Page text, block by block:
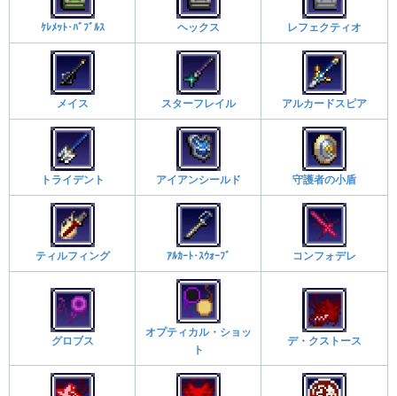
ｹﾚﾒｯﾄ･ﾊﾞﾌﾞﾙｽ ヘックス レフェクティオ
メイス スターフレイル アルカードスピア
トライデント アイアンシールド 守護者の小盾
ティルフィング ｱﾙｶｰﾄ･ｽｳｫｰﾌﾞ コンフォデレ
グロブス
オプティカル・ショッ
ト
デ・クストース